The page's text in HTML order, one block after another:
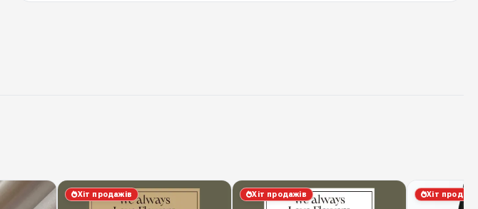
стійкі кольори, добра еластичність при складанні заломів, висока
вологостійкість. Матеріал добре тримає форму букета, не рветься і не
Хіт продажів Хіт продажів Хіт